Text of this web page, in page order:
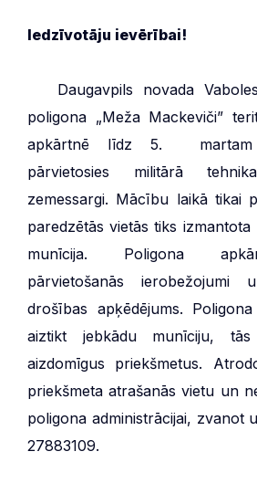
Iedzīvotāju ievērībai!
Daugavpils novada
poligona „Meža Mackeviči”
apkārtnē līdz 5. martam
pārvietosies militārā
zemessargi. Mācību laikā tikai
paredzētās vietās tiks
munīcija. Poligona
pārvietošanās ierobežojumi
drošības apķēdējums.
aiztikt jebkādu munīciju, tās
aizdomīgus priekšmetus.
priekšmeta atrašanās vietu un
poligona administrācijai, zvanot
27883109.